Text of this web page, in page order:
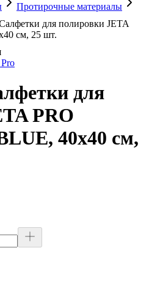
Протирочные материалы
для полировки JETA
см, 25 шт.
Pro
для
PRO
40х40 см,